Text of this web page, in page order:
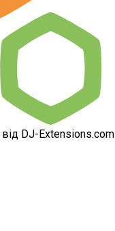
від DJ-Extensions.com